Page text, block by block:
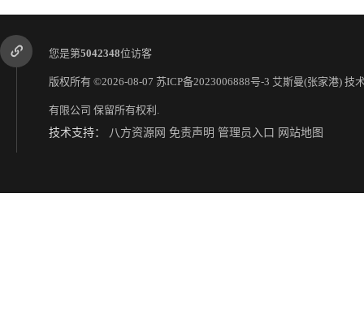
您是第5042348位访客
版权所有 ©2026-08-07 苏ICP备2023006888号-3 艾斯曼(张家港) 技
有限公司 保留所有权利.
技术支持： 八方资源网 免责声明 管理员入口 网站地图